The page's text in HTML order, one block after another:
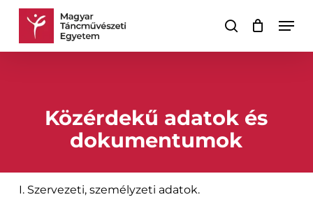
Skip
content
keresés
Kosár Kosár
Közérdekű adatok és
dokumentumok
I. Szervezeti, személyzeti adatok.